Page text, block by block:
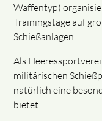
Waffentyp)
Trainingstage auf
Schießanlagen
Als
militärischen
natürlich eine
bietet.